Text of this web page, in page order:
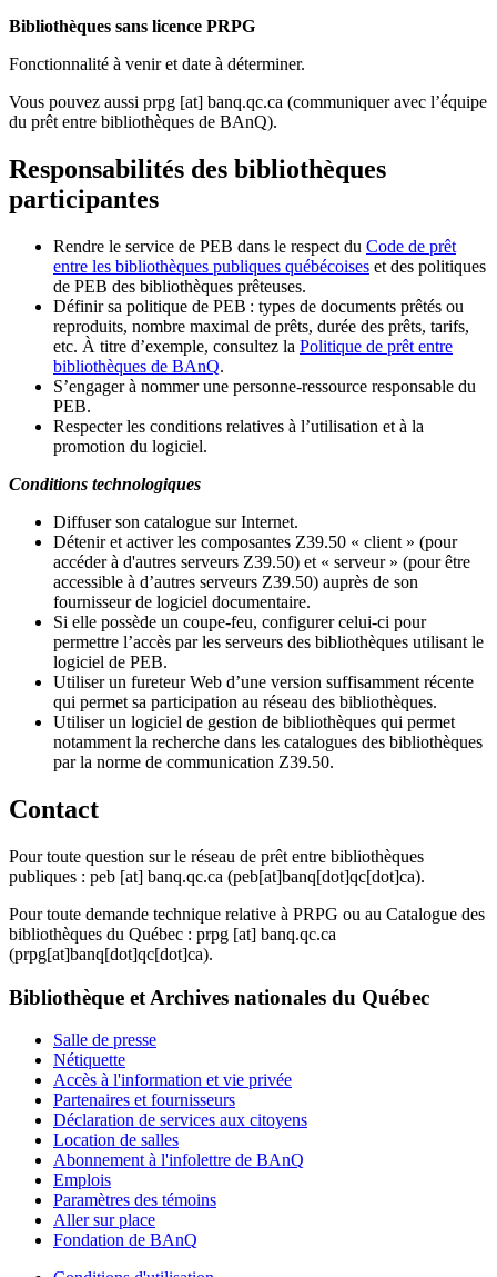
Bibliothèques sans licence PRPG
Fonctionnalité à venir et date à déterminer.
Vous pouvez aussi prpg [at] banq.qc.ca (communiquer avec l’équipe
du prêt entre bibliothèques de BAnQ).
Responsabilités des bibliothèques
participantes
Rendre le service de PEB dans le respect du Code de prêt
entre les bibliothèques publiques québécoises et des politiques
de PEB des bibliothèques prêteuses.
Définir sa politique de PEB : types de documents prêtés ou
reproduits, nombre maximal de prêts, durée des prêts, tarifs,
etc. À titre d’exemple, consultez la Politique de prêt entre
bibliothèques de BAnQ.
S’engager à nommer une personne-ressource responsable du
PEB.
Respecter les conditions relatives à l’utilisation et à la
promotion du logiciel.
Conditions technologiques
Diffuser son catalogue sur Internet.
Détenir et activer les composantes Z39.50 « client » (pour
accéder à d'autres serveurs Z39.50) et « serveur » (pour être
accessible à d’autres serveurs Z39.50) auprès de son
fournisseur de logiciel documentaire.
Si elle possède un coupe-feu, configurer celui-ci pour
permettre l’accès par les serveurs des bibliothèques utilisant le
logiciel de PEB.
Utiliser un fureteur Web d’une version suffisamment récente
qui permet sa participation au réseau des bibliothèques.
Utiliser un logiciel de gestion de bibliothèques qui permet
notamment la recherche dans les catalogues des bibliothèques
par la norme de communication Z39.50.
Contact
Pour toute question sur le réseau de prêt entre bibliothèques
publiques : peb [at] banq.qc.ca (peb[at]banq[dot]qc[dot]ca).
Pour toute demande technique relative à PRPG ou au Catalogue des
bibliothèques du Québec : prpg [at] banq.qc.ca
(prpg[at]banq[dot]qc[dot]ca).
Bibliothèque et Archives nationales du Québec
Salle de presse
Nétiquette
Accès à l'information et vie privée
Partenaires et fournisseurs
Déclaration de services aux citoyens
Location de salles
Abonnement à l'infolettre de BAnQ
Emplois
Paramètres des témoins
Aller sur place
Fondation de BAnQ